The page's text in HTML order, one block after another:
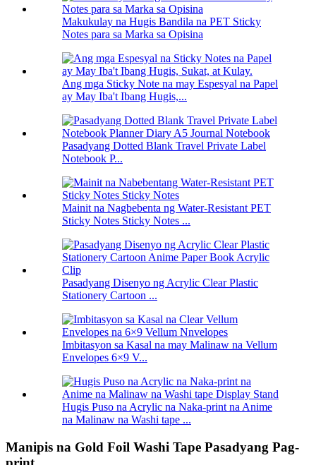
Makukulay na Hugis Bandila na PET Sticky
Notes para sa Marka sa Opisina
Ang mga Sticky Note na may Espesyal na Papel
ay May Iba't Ibang Hugis,...
Pasadyang Dotted Blank Travel Private Label
Notebook P...
Mainit na Nagbebenta ng Water-Resistant PET
Sticky Notes Sticky Notes ...
Pasadyang Disenyo ng Acrylic Clear Plastic
Stationery Cartoon ...
Imbitasyon sa Kasal na may Malinaw na Vellum
Envelopes 6×9 V...
Hugis Puso na Acrylic na Naka-print na Anime
na Malinaw na Washi tape ...
Manipis na Gold Foil Washi Tape Pasadyang Pag-